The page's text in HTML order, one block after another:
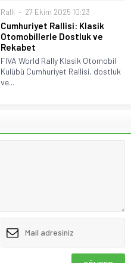
Ralli 27 Ekim 2025 10:23
Cumhuriyet Rallisi: Klasik
Otomobillerle Dostluk ve
Rekabet
FIVA World Rally Klasik Otomobil
Kulübü Cumhuriyet Rallisi, dostluk
ve...